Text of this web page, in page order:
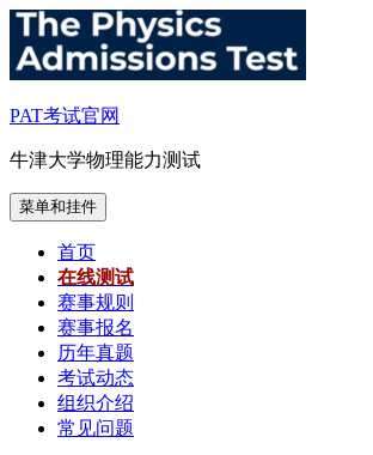
跳
至
内
PAT考试官网
牛津大学物理能力测试
菜单和挂件
首页
在线测试
赛事规则
赛事报名
历年真题
考试动态
组织介绍
常见问题